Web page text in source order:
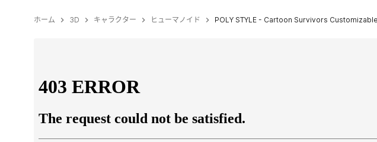
ホーム 3D キャラクター ヒューマノイド POLY STYLE - Cartoon Survivors